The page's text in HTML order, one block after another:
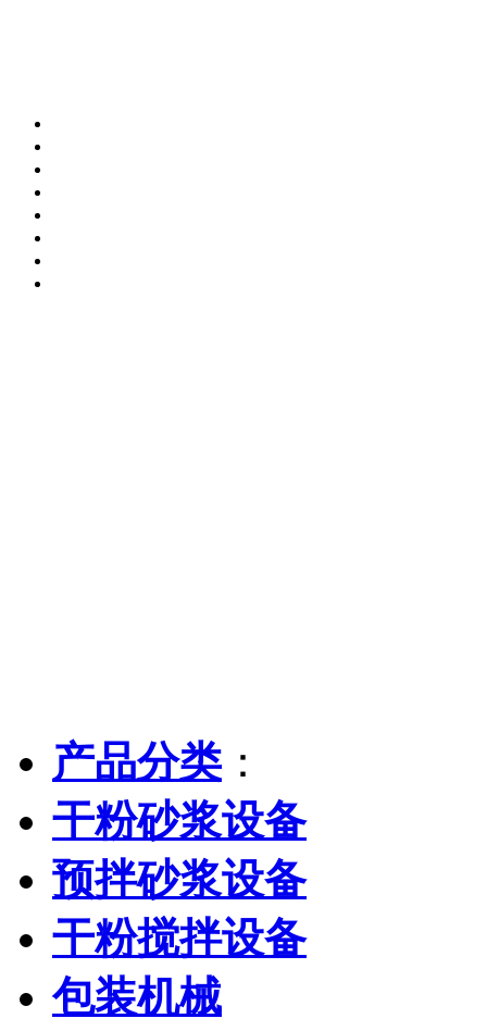
产品分类：
干粉砂浆设备
预拌砂浆设备
干粉搅拌设备
包装机械